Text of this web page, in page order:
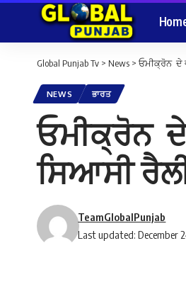
Global Punjab Tv > News > ਓਮੀਕ੍ਰੋਨ ਦੇ
NEWS ਭਾਰਤ
ਓਮੀਕ੍ਰੋਨ
ਸਿਆਸੀ
Last updated: December
TeamGlobalPunjab